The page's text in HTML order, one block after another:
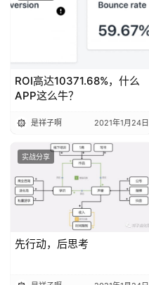
ROI高达10371.68%，什么
APP这么牛？
是祥子啊 2021年1月24日
实战分享
先行动，后思考